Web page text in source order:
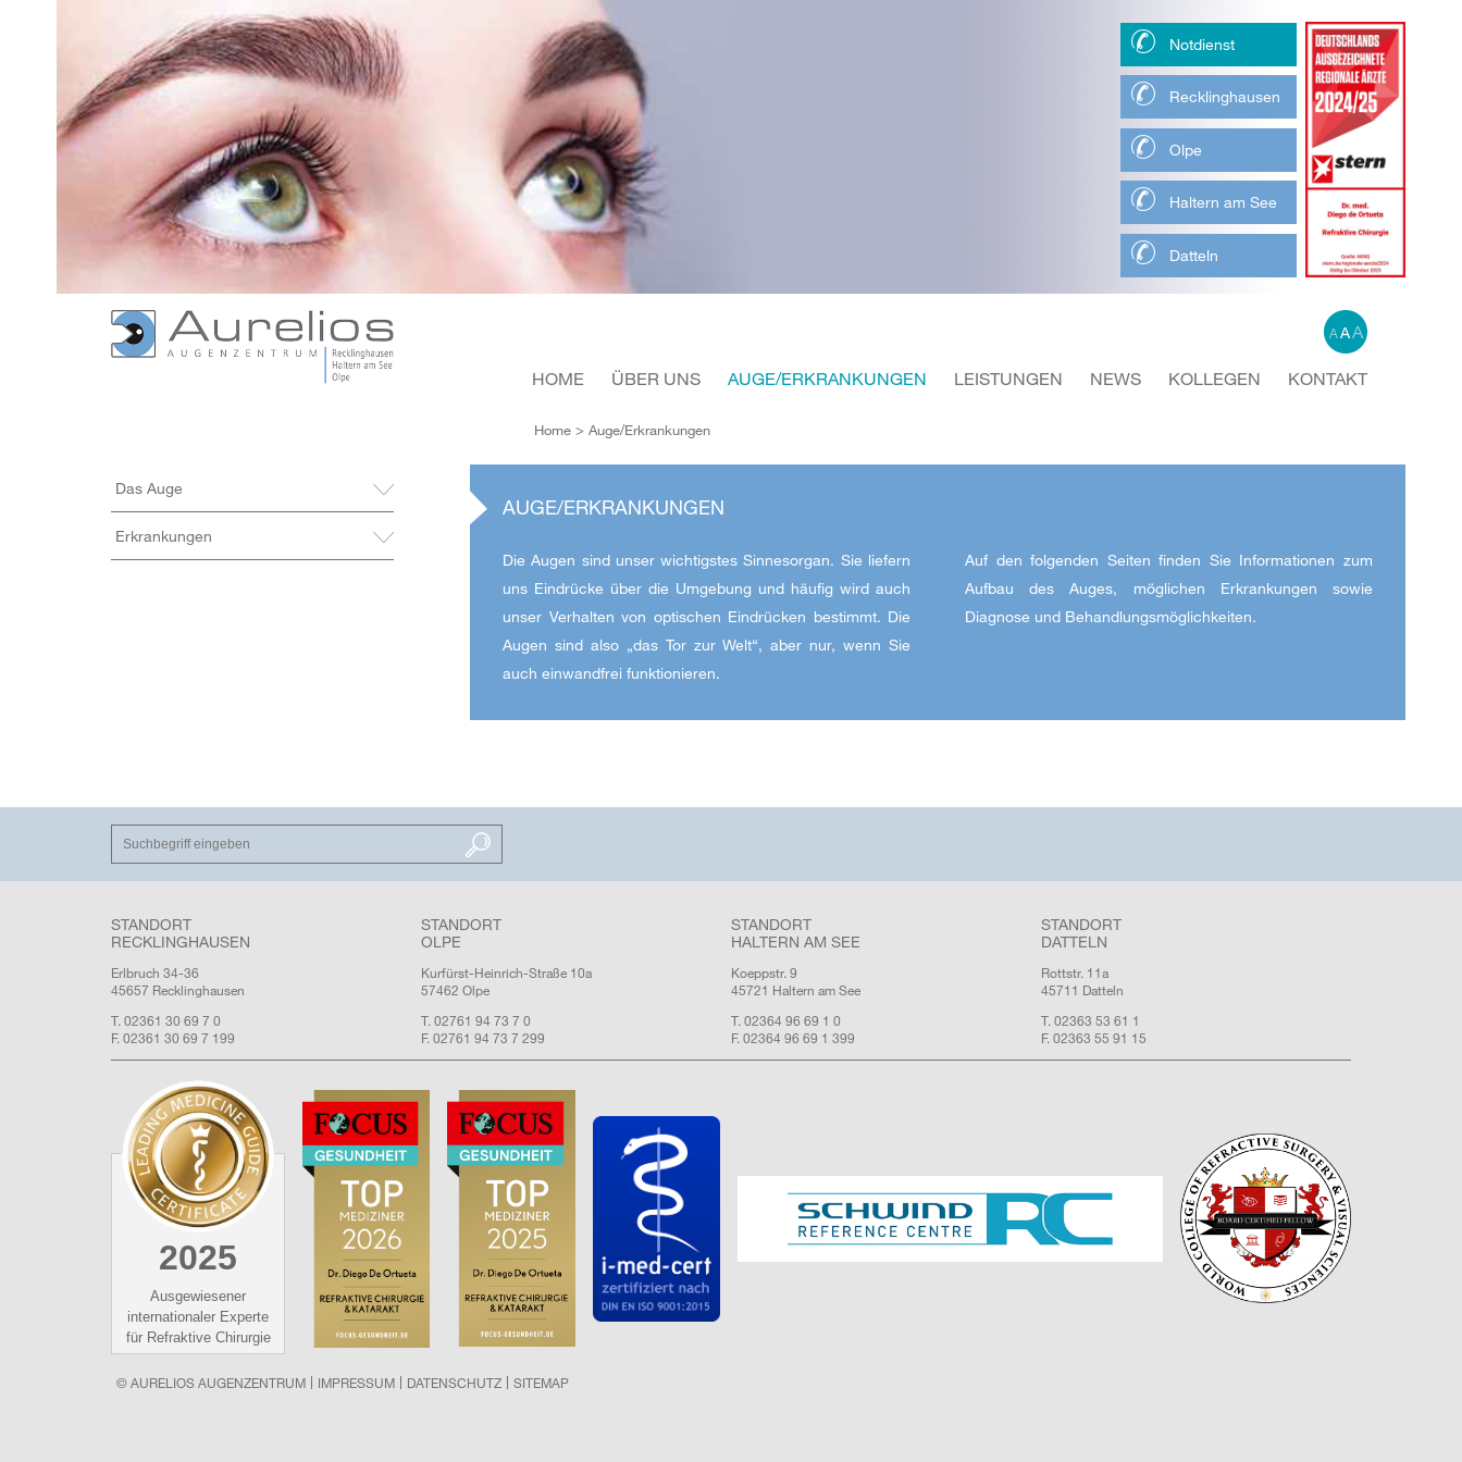
Notdienst
Recklinghausen
Olpe
Haltern am See
Datteln
AAA
HOME ÜBER UNS AUGE/ERKRANKUNGEN LEISTUNGEN NEWS KOLLEGEN KONTAKT
Home > Auge/Erkrankungen
Das Auge
Erkrankungen
AUGE/ERKRANKUNGEN
Die Augen sind unser wichtigstes Sinnesorgan. Sie liefern
uns Eindrücke über die Umgebung und häufig wird auch
unser Verhalten von optischen Eindrücken bestimmt. Die
Augen sind also „das Tor zur Welt“, aber nur, wenn Sie
auch einwandfrei funktionieren.
Auf den folgenden Seiten finden Sie Informationen zum
Aufbau des Auges, möglichen Erkrankungen sowie
Diagnose und Behandlungsmöglichkeiten.
SUCHEN
STANDORT
RECKLINGHAUSEN
Erlbruch 34-36
45657 Recklinghausen
T. 02361 30 69 7 0
F. 02361 30 69 7 199
STANDORT
OLPE
Kurfürst-Heinrich-Straße 10a
57462 Olpe
T. 02761 94 73 7 0
F. 02761 94 73 7 299
STANDORT
HALTERN AM SEE
Koeppstr. 9
45721 Haltern am See
T. 02364 96 69 1 0
F. 02364 96 69 1 399
STANDORT
DATTELN
Rottstr. 11a
45711 Datteln
T. 02363 53 61 1
F. 02363 55 91 15
2025
Ausgewiesener
internationaler Experte
für Refraktive Chirurgie
© AURELIOS AUGENZENTRUM IMPRESSUM DATENSCHUTZ SITEMAP